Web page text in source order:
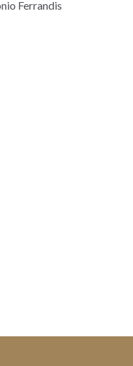
Ferrandis